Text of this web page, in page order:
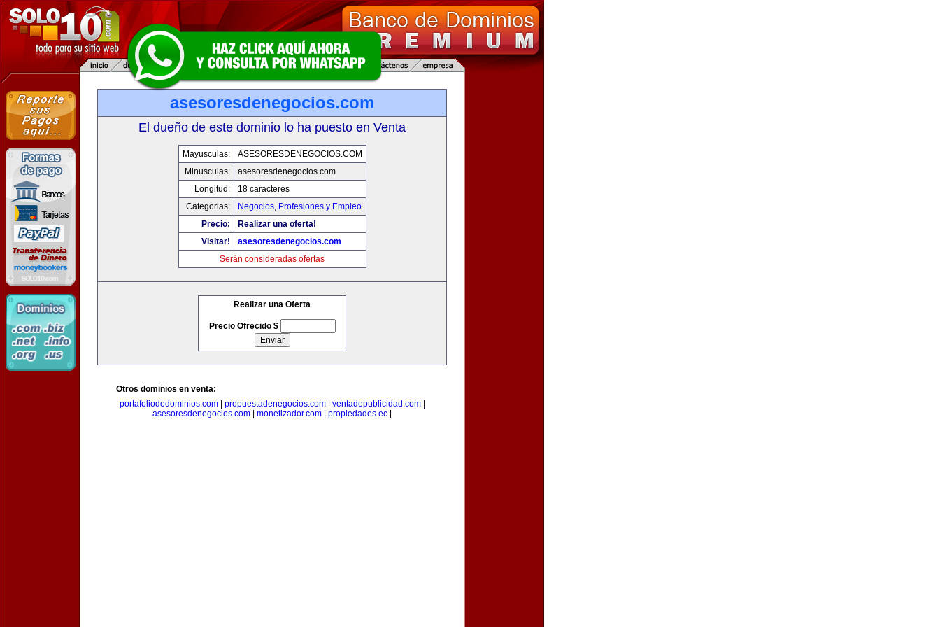
asesoresdenegocios.com
El dueño de este dominio lo ha puesto en Venta
Mayusculas:
ASESORESDENEGOCIOS.COM
Minusculas:
asesoresdenegocios.com
Longitud:
18 caracteres
Categorias:
Negocios, Profesiones y Empleo
Precio:
Realizar una oferta!
Visitar!
asesoresdenegocios.com
Serán consideradas ofertas
Realizar una Oferta
Precio Ofrecido $
Otros dominios en venta:
portafoliodedominios.com| propuestadenegocios.com| ventadepublicidad.com|
asesoresdenegocios.com
monetizador.com propiedades.ec